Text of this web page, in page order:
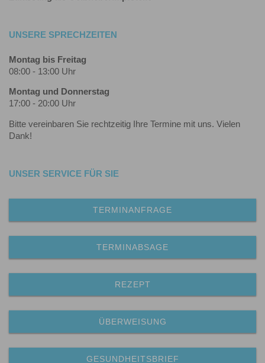
UNSERE SPRECHZEITEN
Montag bis Freitag
08:00 - 13:00 Uhr
Montag und Donnerstag
17:00 - 20:00 Uhr
Bitte vereinbaren Sie rechtzeitig Ihre Termine mit uns. Vielen
Dank!
UNSER SERVICE FÜR SIE
TERMINANFRAGE
TERMINABSAGE
REZEPT
ÜBERWEISUNG
GESUNDHEITSBRIEF